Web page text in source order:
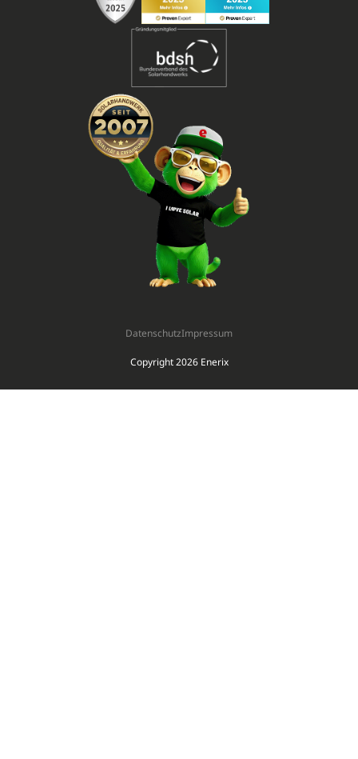
Copyright 2026 Enerix
DatenschutzImpressum